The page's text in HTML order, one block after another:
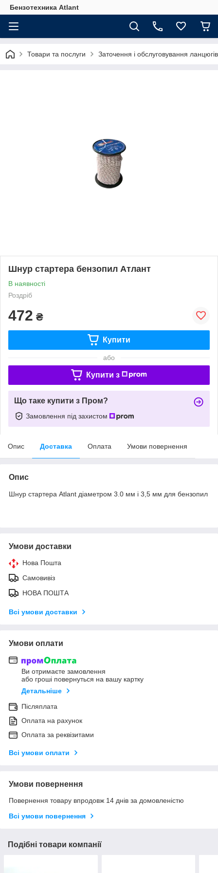
Бензотехника Atlant
Товари та послуги Заточення і обслуговування
Шнур стартера бензопил Атлант
В наявності
Роздріб
472 ₴
Купити
або
Купити з
Що таке купити з Пром?
Замовлення під захистом
Опис Доставка Оплата Умови повернення
Опис
Шнур стартера Atlant діаметром 3.0 мм і 3,5 мм для бензопил
Умови доставки
Нова Пошта
Самовивіз
НОВА ПОШТА
Всі умови доставки
Умови оплати
Ви отримаєте замовлення
або гроші повернуться на вашу картку
Детальніше
Післяплата
Оплата на рахунок
Оплата за реквізитами
Всі умови оплати
Умови повернення
Повернення товару впродовж 14 днів за домовленістю
Всі умови повернення
Подібні товари компанії